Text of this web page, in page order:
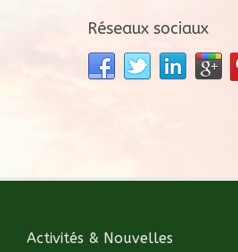
Réseaux sociaux
Activités & Nouvelles